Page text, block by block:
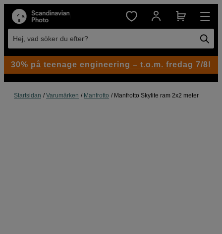
Hej, vad söker du efter?
Startsidan Varumärken Manfrotto Manfrotto Skylite ram 2x2 meter
30% på teenage engineering – t.o.m. fredag 7/8!